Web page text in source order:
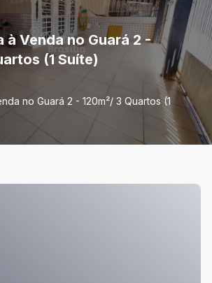
à Venda no Guará 2 -
(1 Suíte)
no Guará 2 - 120m²/ 3 Quartos (1